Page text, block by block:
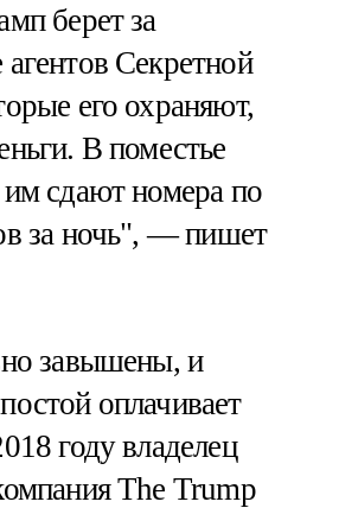
берет за
Секретной
его охраняют,
В поместье
сдают номера по
за ночь", — пишет
завышены, и
оплачивает
году владелец
The Trump